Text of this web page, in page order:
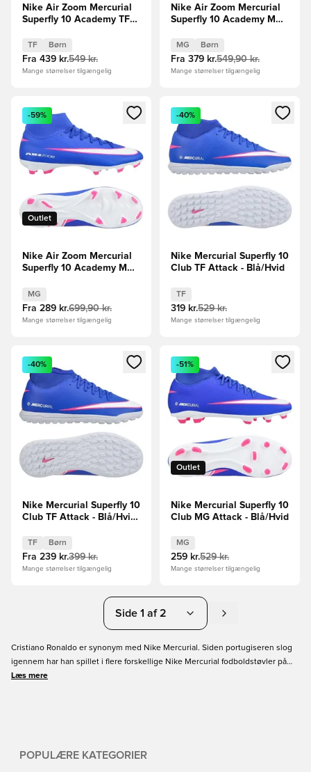
Nike Air Zoom Mercurial
Superfly 10 Academy TF
TF Børn
Fra 439 kr.549 kr.
Mange størrelser tilgængelig
Nike Air Zoom Mercurial
Superfly 10 Academy MG
MG Børn
Fra 379 kr.549,90 kr.
Mange størrelser tilgængelig
Åbner en Modal til at logge ind eller tilmelde dig som
Outlet
-59%
Nike Air Zoom Mercurial
Superfly 10 Academy MG
MG
Fra 289 kr.699,90 kr.
Mange størrelser tilgængelig
Åbner en Modal til at logge
-40%
Nike Mercurial Superfly 10
Club TF Attack - Blå/Hvid
TF
319 kr.529 kr.
Mange størrelser tilgængelig
Åbner en Modal til at logge ind eller tilmelde dig som
-40%
Nike Mercurial Superfly 10
Club TF Attack - Blå/Hvid
TF Børn
Fra 239 kr.399 kr.
Mange størrelser tilgængelig
Åbner en Modal til at logge
Outlet
-51%
Nike Mercurial Superfly 10
Club MG Attack - Blå/Hvid
MG
259 kr.529 kr.
Mange størrelser tilgængelig
Side 1 af 2
Cristiano Ronaldo er synonym med Nike Mercurial. Siden portugiseren slog
igennem har han spillet i flere forskellige Nike Mercurial fodboldstøvler på
fødderne. Her hos Unisport finder du selvfølgelig Ronaldo fodboldstøvler, så
Læs mere
POPULÆRE KATEGORIER